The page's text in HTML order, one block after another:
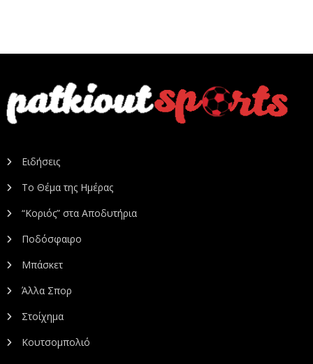
Ειδήσεις
Το Θέμα της Ημέρας
“Κοριός” στα Αποδυτήρια
Ποδόσφαιρο
Μπάσκετ
Άλλα Σπορ
Στοίχημα
Κουτσομπολιό